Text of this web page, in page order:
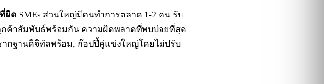
ผิด SMEs ส่วนใหญ่มีคนทำการตลาด 1-2 คน รับ
ลูกค้าสัมพันธ์พร้อมกัน ความผิดพลาดที่พบบ่อยที่สุด
กฐานดิจิทัลพร้อม, ก๊อปปี้คู่แข่งใหญ่โดยไม่ปรับ